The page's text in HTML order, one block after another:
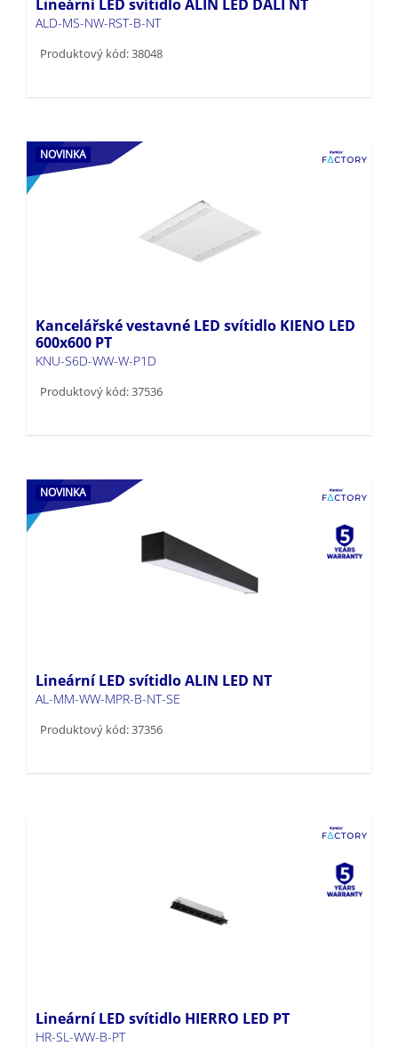
Lineární LED svítidlo ALIN LED DALI NT
ALD-MS-NW-RST-B-NT
Produktový kód: 38048
NOVINKA
Kancelářské vestavné LED svítidlo KIENO LED
600x600 PT
KNU-S6D-WW-W-P1D
Produktový kód: 37536
NOVINKA
Lineární LED svítidlo ALIN LED NT
AL-MM-WW-MPR-B-NT-SE
Produktový kód: 37356
Lineární LED svítidlo HIERRO LED PT
HR-SL-WW-B-PT